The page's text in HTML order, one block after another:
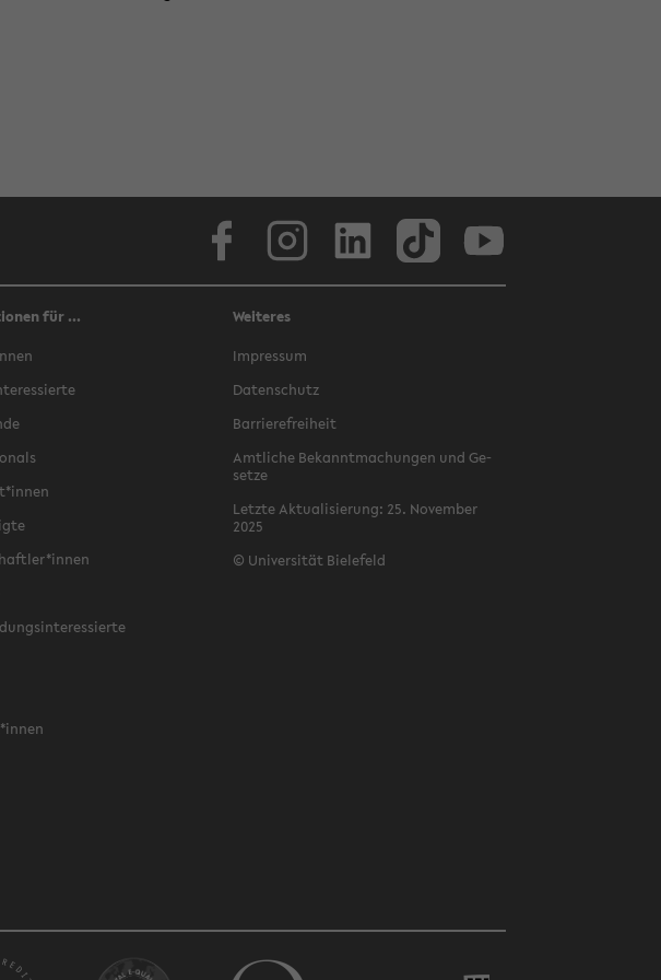
Face­book
für ...
Weiteres
Im­pres­sum
Da­ten­schutz
Bar­rie­re­frei­heit
Amt­li­che Be­kannt­ma­chun­gen und Ge­
set­ze
Letz­te Ak­tua­li­sie­rung: 25. No­vem­ber
2025
© Uni­ver­si­tät Bie­le­feld